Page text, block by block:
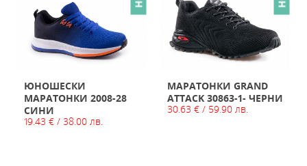
ЮНОШЕСКИ
МАРАТОНКИ 2008-28
СИНИ
19.43 € / 38.00 лв.
МАРАТОНКИ GRAND
ATTACK 30863-1- ЧЕРНИ
30.63 € / 59.90 лв.